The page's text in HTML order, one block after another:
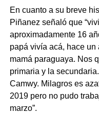
En cuanto a su breve
Piñanez señaló que
aproximadamente 16
papá vivía acá, hace
mamá paraguaya. Nos
primaria y la
Camwy. Milagros es
2019 pero no pudo
marzo”.